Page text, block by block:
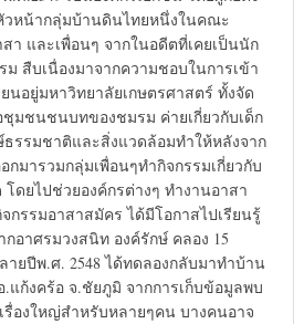
วหน้ากลุ่มบ้านดินไทยหนึ่งในคณะ
า และเพื่อนๆ จากในอดีตที่เคยเป็นนัก
สืบเนื่องมาจากความชอบในการเข้า
นอยู่มหาวิทยาลัยเกษตรศาสตร์ ทั้งจัด
มชนชนบทของชมรม ค่ายเกี่ยวกับเด็ก
รรมชาติและสิ่งแวดล้อมทำให้หลังจาก
กมารวมกลุ่มเพื่อนๆทำกิจกรรมเกี่ยวกับ
ดยไปช่วยองค์กรต่างๆ ทำงานอาสา
กรรมอาสาสมัคร ได้มีโอกาสไปเรียนรู้
อาศรมวงสนิท องค์รักษ์ คลอง 15
ลายปีพ.ศ. 2548 ได้ทดลองกลับมาทำบ้าน
แก้งคร้อ จ.ชัยภูมิ จากการเก็บข้อมูลพบ
รื่องใหญ่สำหรับหลายๆคน บางคนอาจ